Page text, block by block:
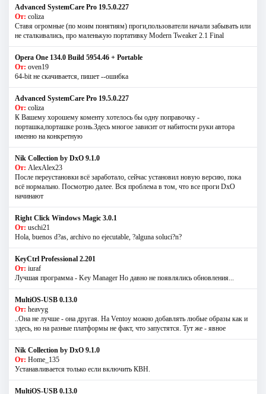
Advanced SystemCare Pro 19.5.0.227
От: coliza
Ставя огромные (по моим понятиям) проги,пользователи начали забывать или
не сталкивались, про маленькую портативку Modern Tweaker 2.1 Final
Opera One 134.0 Build 5954.46 + Portable
От: oven19
64-bit не скачивается, пишет --ошибка
Advanced SystemCare Pro 19.5.0.227
От: coliza
К Вашему хорошему коменту хотелось бы одну поправочку -
порташка,порташке рознь.Здесь многое зависит от набитости руки автора
именно на конкретную
Nik Collection by DxO 9.1.0
От: AlexAlex23
После переустановки всё заработало, сейчас установил новую версию, пока
всё нормально. Посмотрю далее. Вся проблема в том, что все проги DxO
начинают
Right Click Windows Magic 3.0.1
От: uschi21
Hola, buenos d?as, archivo no ejecutable, ?alguna soluci?n?
KeyCtrl Professional 2.201
От: iuraf
Лучшая программа - Key Manager Но давно не появлялись обновления...
MultiOS-USB 0.13.0
От: heavyg
..Она не лучше - она другая. На Ventoy можно добавлять любые образы как и
здесь, но на разные платформы не факт, что запустятся. Тут же - явное
Nik Collection by DxO 9.1.0
От: Home_135
Устанавливается только если включить КВН.
MultiOS-USB 0.13.0